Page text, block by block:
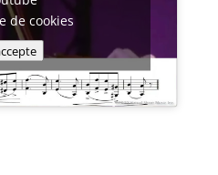
de cookies